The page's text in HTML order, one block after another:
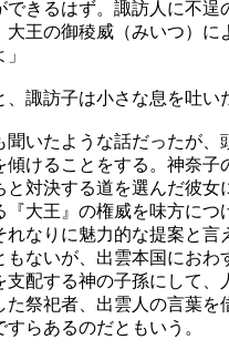
できるはず。諏訪人に不逞
大王の御稜威（みいつ）に
諏訪子は小さな息を吐い
いたような話だったが、
傾けることをする。神奈子
と対決する道を選んだ彼女
『大王』の権威を味方につ
れなりに魅力的な提案と言
もないが、出雲本国におわ
支配する神の子孫にして、
た祭祀者、出雲人の言葉を
すらあるのだともいう。